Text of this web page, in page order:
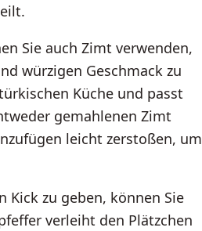
Sie auch Zimt verwenden,
würzigen Geschmack zu
Küche und passt
gemahlenen Zimt
leicht zerstoßen, um
Kick zu geben, können Sie
verleiht den Plätzchen